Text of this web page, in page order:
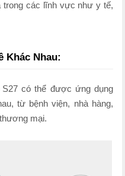
trong các lĩnh vực như y tế,
Khác Nhau:
S27 có thể được ứng dụng
từ bệnh viện, nhà hàng,
mại.